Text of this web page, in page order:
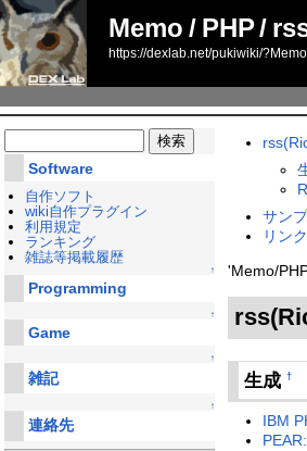
Memo / PHP/
https://dexlab.net/pukiwiki/
サン
リンク
'Memo/
生成 †
IBM
Software
自作ソフト
wiki自作プラグイン
利用規定
ランキング
雑誌等掲載履歴
↑
Programming
↑
Game
↑
雑記
↑
連絡先